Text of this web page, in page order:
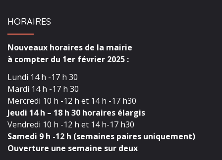
HORAIRES
Nouveaux horaires de la mairie
à compter du 1er février 2025 :
Lundi 14 h -17 h 30
Mardi 14 h -17 h 30
Mercredi 10 h -12 h et 14 h -17 h30
Jeudi 14 h – 18 h 30 horaires élargis
Vendredi 10 h -12 h et 14 h-17 h30
Samedi 9 h -12 h (semaines paires uniquement)
Ouverture une semaine sur deux